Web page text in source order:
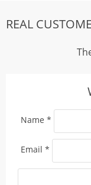
REAL
Name *
Email *